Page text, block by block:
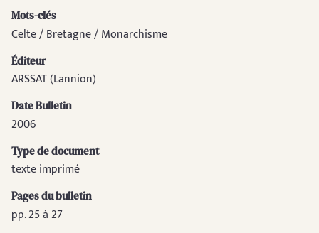
Mots-clés
Celte / Bretagne / Monarchisme
Éditeur
ARSSAT (Lannion)
Date Bulletin
2006
Type de document
texte imprimé
Pages du bulletin
pp. 25 à 27